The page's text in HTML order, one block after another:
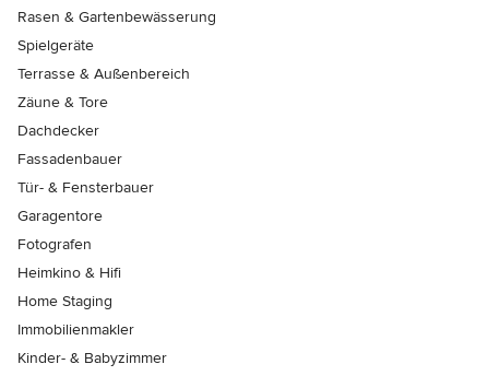
Rasen & Gartenbewässerung
Spielgeräte
Terrasse & Außenbereich
Zäune & Tore
Dachdecker
Fassadenbauer
Tür- & Fensterbauer
Garagentore
Fotografen
Heimkino & Hifi
Home Staging
Immobilienmakler
Kinder- & Babyzimmer